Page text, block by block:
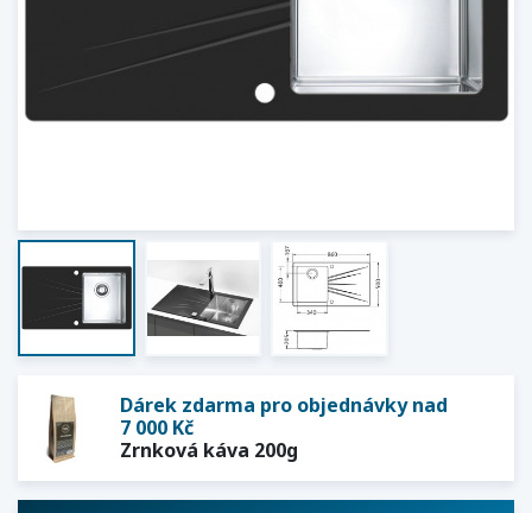
Dárek zdarma pro objednávky nad
7 000 Kč
Zrnková káva 200g